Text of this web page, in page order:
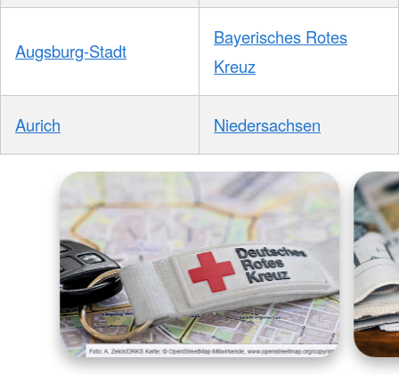
Augsburg-Stadt
Bayerisches Rotes
Kreuz
Aurich Niedersachsen